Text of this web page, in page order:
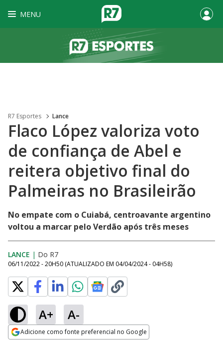
MENU
R7 Esportes Lance
Flaco López valoriza voto
de confiança de Abel e
reitera objetivo final do
Palmeiras no Brasileirão
No empate com o Cuiabá, centroavante argentino
voltou a marcar pelo Verdão após três meses
LANCE | Do R7
06/11/2022 - 20H50 (ATUALIZADO EM 04/04/2024 - 04H58)
A+ A-
Adicione como fonte preferencial no Google